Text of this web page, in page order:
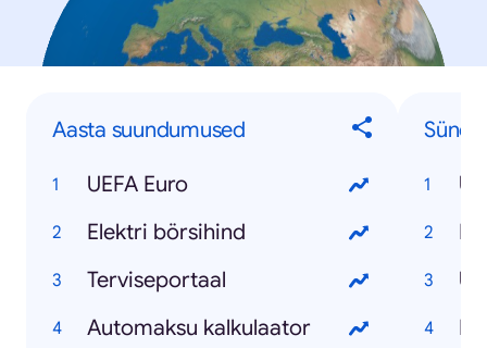
Aasta suundumused
UEFA Euro
Elektri börsihind
Terviseportaal
Automaksu kalkulaator